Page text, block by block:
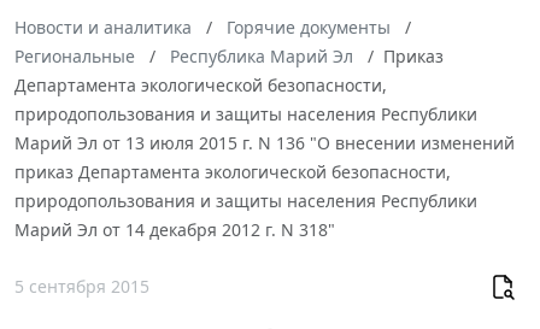
Новости и аналитика
Горячие документы
Региональные
Республика Марий Эл
Приказ
Департамента экологической безопасности,
природопользования и защиты населения Республики
Марий Эл от 13 июля 2015 г. N 136 "О внесении изменений
приказ Департамента экологической безопасности,
природопользования и защиты населения Республики
Марий Эл от 14 декабря 2012 г. N 318"
5 сентября 2015